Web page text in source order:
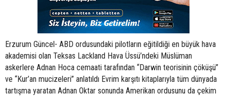
Erzurum Güncel- ABD ordusundaki pilotların eğitildiği en büyük hava
akademisi olan Teksas Lackland Hava Üssü’ndeki Müslüman
askerlere Adnan Hoca cemaati tarafından “Darwin teorisinin çöküşü”
ve “Kur’an mucizeleri” anlatıldı Evrim karşıtı kitaplarıyla tüm dünyada
tartışma yaratan Adnan Oktar sonunda Amerikan ordusunu da çekim